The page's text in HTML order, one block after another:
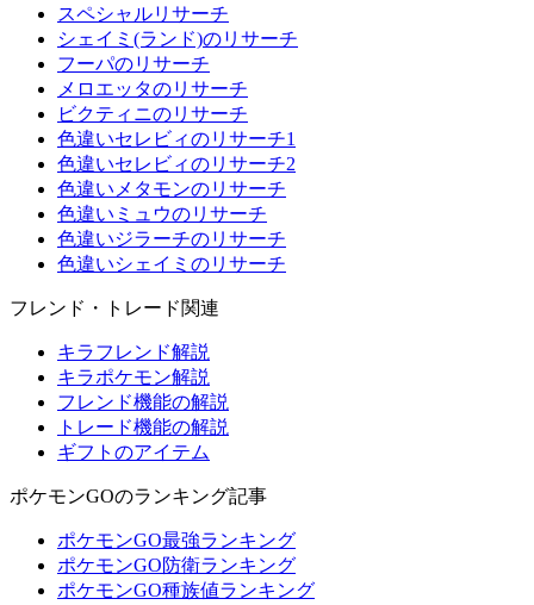
スペシャルリサーチ
シェイミ(ランド)のリサーチ
フーパのリサーチ
メロエッタのリサーチ
ビクティニのリサーチ
色違いセレビィのリサーチ1
色違いセレビィのリサーチ2
色違いメタモンのリサーチ
色違いミュウのリサーチ
色違いジラーチのリサーチ
色違いシェイミのリサーチ
フレンド・トレード関連
キラフレンド解説
キラポケモン解説
フレンド機能の解説
トレード機能の解説
ギフトのアイテム
ポケモンGOのランキング記事
ポケモンGO最強ランキング
ポケモンGO防衛ランキング
ポケモンGO種族値ランキング